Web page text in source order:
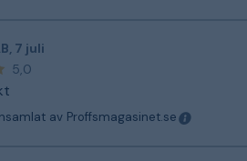
, 7 juli
5,0
av Proffsmagasinet.se